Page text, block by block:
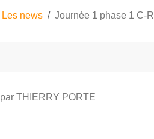
Les news Journée 1 phase 1 C-R
par THIERRY PORTE